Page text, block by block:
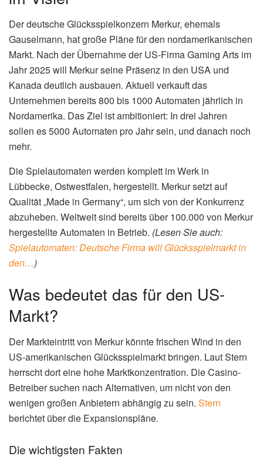
Der deutsche Glücksspielkonzern Merkur, ehemals
Gauselmann, hat große Pläne für den nordamerikanischen
Markt. Nach der Übernahme der US-Firma Gaming Arts im
Jahr 2025 will Merkur seine Präsenz in den USA und
Kanada deutlich ausbauen. Aktuell verkauft das
Unternehmen bereits 800 bis 1000 Automaten jährlich in
Nordamerika. Das Ziel ist ambitioniert: In drei Jahren
sollen es 5000 Automaten pro Jahr sein, und danach noch
mehr.
Die Spielautomaten werden komplett im Werk in
Lübbecke, Ostwestfalen, hergestellt. Merkur setzt auf
Qualität „Made in Germany“, um sich von der Konkurrenz
abzuheben. Weltweit sind bereits über 100.000 von Merkur
hergestellte Automaten in Betrieb. (Lesen Sie auch:
Spielautomaten: Deutsche Firma will Glücksspielmarkt in
den…)
Was bedeutet das für den US-
Markt?
Der Markteintritt von Merkur könnte frischen Wind in den
US-amerikanischen Glücksspielmarkt bringen. Laut Stern
herrscht dort eine hohe Marktkonzentration. Die Casino-
Betreiber suchen nach Alternativen, um nicht von den
wenigen großen Anbietern abhängig zu sein. Stern
berichtet über die Expansionspläne.
Die wichtigsten Fakten